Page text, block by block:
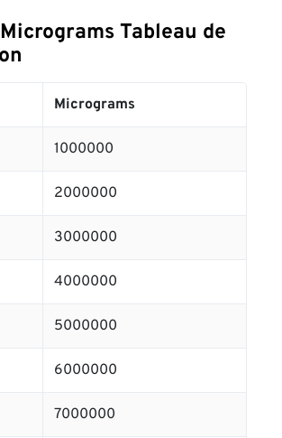
Tableau de
Micrograms
1000000
2000000
3000000
4000000
5000000
6000000
7000000